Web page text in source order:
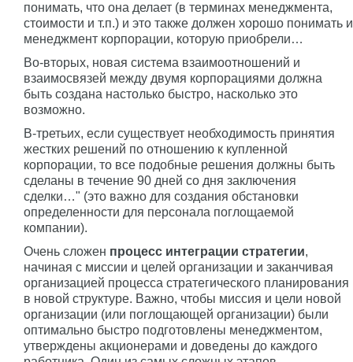
понимать, что она делает (в терминах менеджмента,
стоимости и т.п.) и это также должен хорошо понимать и
менеджмент корпорации, которую приобрели…
Во-вторых, новая система взаимоотношений и
взаимосвязей между двумя корпорациями должна
быть создана настолько быстро, насколько это
возможно.
В-третьих, если существует необходимость принятия
жестких решений по отношению к купленной
корпорации, то все подобные решения должны быть
сделаны в течение 90 дней со дня заключения
сделки…" (это важно для создания обстановки
определенности для персонала поглощаемой
компании).
Очень сложен процесс интеграции стратегии,
начиная с миссии и целей организации и заканчивая
организацией процесса стратегического планирования
в новой структуре. Важно, чтобы миссия и цели новой
организации (или поглощающей организации) были
оптимально быстро подготовлены менеджментом,
утверждены акционерами и доведены до каждого